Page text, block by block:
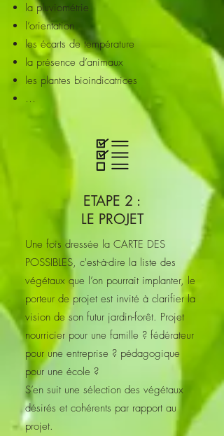
la pluviométrie
l’orientation
les écarts de température
la présence d’animaux
les plantes bioindicatrices
…
ETAPE 2 :
LE PROJET
Une fois dressée la CARTE DES
POSSIBLES, c'est-à-dire la liste des
végétaux que l’on pourrait implanter, le
porteur de projet est invité à clarifier la
vision de son futur jardin-forêt. Projet
nourricier pour une famille ? fédérateur
pour une entreprise ? pédagogique
pour une école ?
S’en suit une sélection des végétaux
désirés et cohérents par rapport au
projet.